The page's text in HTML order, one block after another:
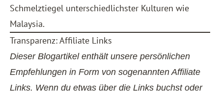
Schmelztiegel unterschiedlichster Kulturen wie
Malaysia.
Transparenz: Affiliate Links
Dieser Blogartikel enthält unsere persönlichen
Empfehlungen in Form von sogenannten Affiliate
Links. Wenn du etwas über die Links buchst oder